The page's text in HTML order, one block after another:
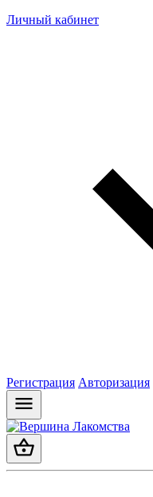
Личный кабинет
Регистрация Авторизация